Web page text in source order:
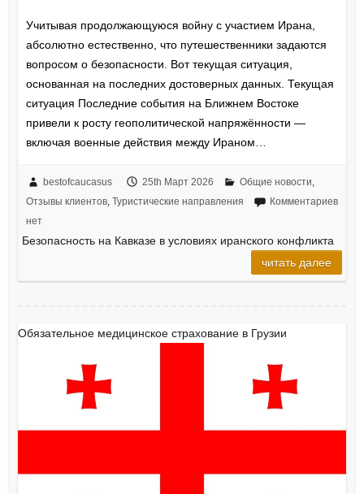
Учитывая продолжающуюся войну с участием Ирана,
абсолютно естественно, что путешественники задаются
вопросом о безопасности. Вот текущая ситуация,
основанная на последних достоверных данных. Текущая
ситуация Последние события на Ближнем Востоке
привели к росту геополитической напряжённости —
включая военные действия между Ираном…
bestofcaucasus 25th Март 2026 Общие новости
Отзывы клиентов, Туристические направления
Комментариев
нет
Безопасность на Кавказе в условиях иранского конфликта
читать далее
Обязательное медицинское страхование в Грузии